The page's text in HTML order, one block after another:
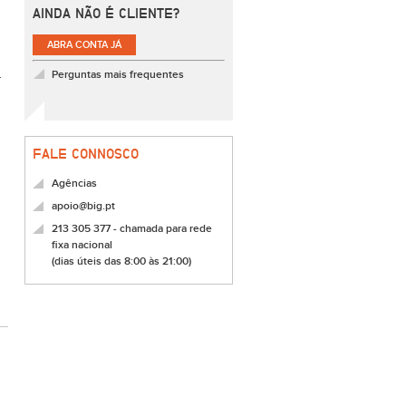
AINDA NÃO É CLIENTE?
ABRA CONTA JÁ
Perguntas mais frequentes
FALE CONNOSCO
Agências
apoio@big.pt
213 305 377 - chamada para rede
fixa nacional
(dias úteis das 8:00 às 21:00)